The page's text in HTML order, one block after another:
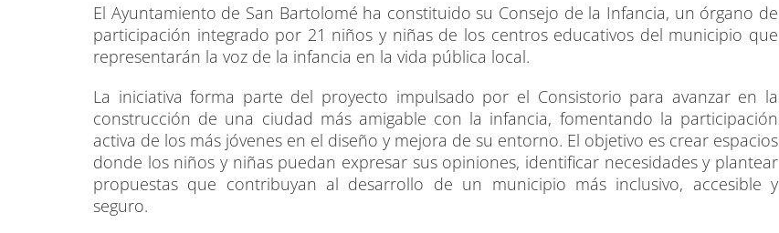
El Ayuntamiento de San Bartolomé ha constituido su Consejo de la Infancia, un órgano de
participación integrado por 21 niños y niñas de los centros educativos del municipio que
representarán la voz de la infancia en la vida pública local.
La iniciativa forma parte del proyecto impulsado por el Consistorio para avanzar en la
construcción de una ciudad más amigable con la infancia, fomentando la participación
activa de los más jóvenes en el diseño y mejora de su entorno. El objetivo es crear espacios
donde los niños y niñas puedan expresar sus opiniones, identificar necesidades y plantear
propuestas que contribuyan al desarrollo de un municipio más inclusivo, accesible y
seguro.